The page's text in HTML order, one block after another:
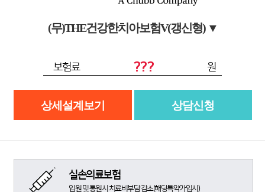
(무)THE건강한치아보험V(갱신형) ▼
보험료 ??? 원
상세설계보기 상담신청
실손의료보험
입원 및 통원시 치료비부담 감소(해당특약가입시)